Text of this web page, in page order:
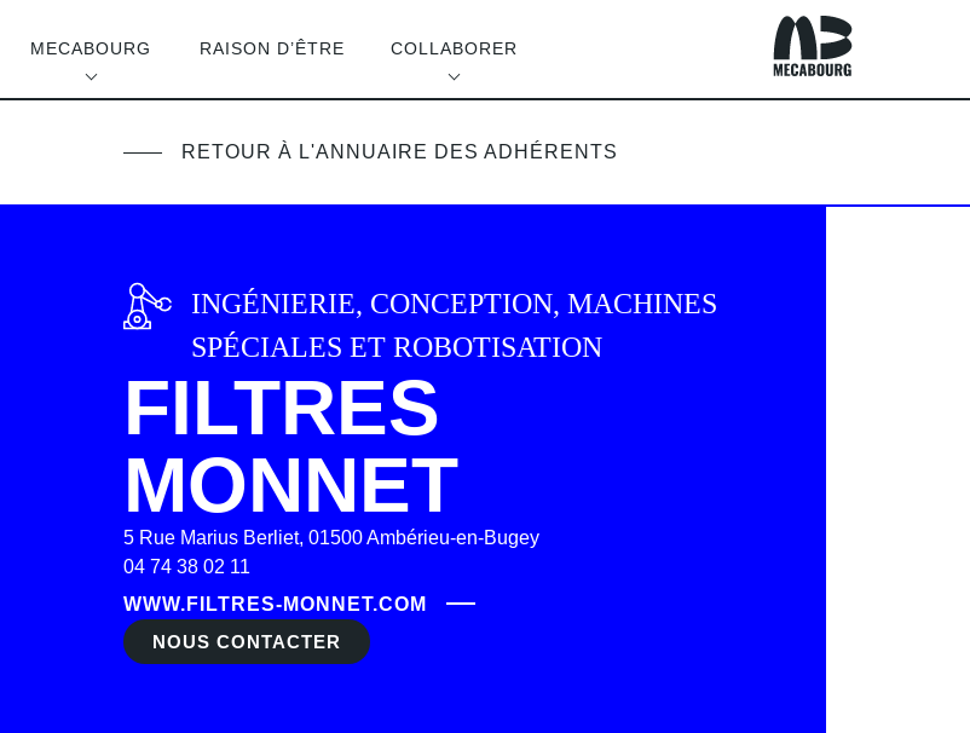
MECABOURG RAISON D’ÊTRE COLLABORER ACCUEIL
RETOUR À L'ANNUAIRE DES ADHÉRENTS
INGÉNIERIE, CONCEPTION, MACHINES
SPÉCIALES ET ROBOTISATION
FILTRES
MONNET
5 Rue Marius Berliet, 01500 Ambérieu-en-Bugey
04 74 38 02 11
WWW.FILTRES-MONNET.COM
NOUS CONTACTER